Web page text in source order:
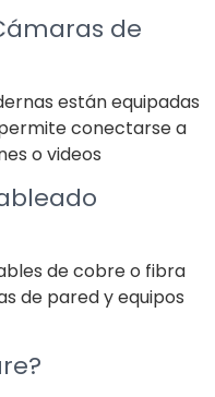
de
están equipadas
conectarse a
o videos
de cobre o fibra
de pared y equipos